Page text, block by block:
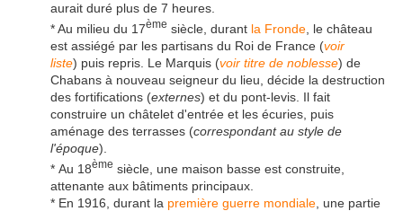
aurait duré plus de 7 heures.
* Au milieu du 17ème siècle, durant la Fronde , le château
est assiégé par les partisans du Roi de France (voir
liste) puis repris. Le Marquis (voir titre de noblesse) de
Chabans à nouveau seigneur du lieu, décide la destruction
des fortifications (externes) et du pont-levis. Il fait
construire un châtelet d'entrée et les écuries, puis
aménage des terrasses (correspondant au style de
l'époque).
* Au 18ème siècle, une maison basse est construite,
attenante aux bâtiments principaux.
* En 1916, durant la première guerre mondiale , une partie